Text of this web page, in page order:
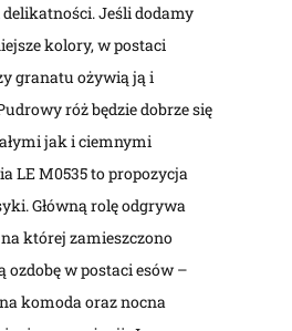
Jeśli dodamy
kolory, w postaci
granatu ożywią ją i
róż będzie dobrze się
jak i ciemnymi
LE M0535 to propozycja
Główną rolę odgrywa
której zamieszczono
ozdobę w postaci esów –
komoda oraz nocna